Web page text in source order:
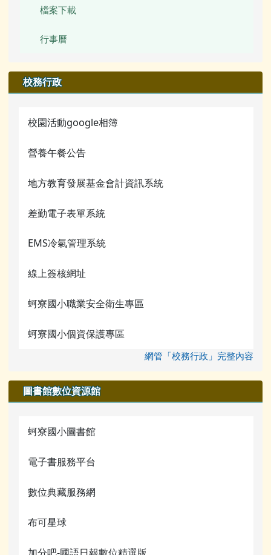
校務行政
蚵寮評鑑網站
宣導網站
檔案下載
行事曆
校務行政
校園活動google相簿
營養午餐公告
地方教育發展基金會計資訊系統
差勤電子表單系統
EMS冷氣管理系統
線上簽核網址
蚵寮國小職業安全衛生專區
蚵寮國小個資保護專區
網管「校務行政」完整內容
圖書館數位資源館
蚵寮國小圖書館
電子書服務平台
數位典藏服務網
布可星球